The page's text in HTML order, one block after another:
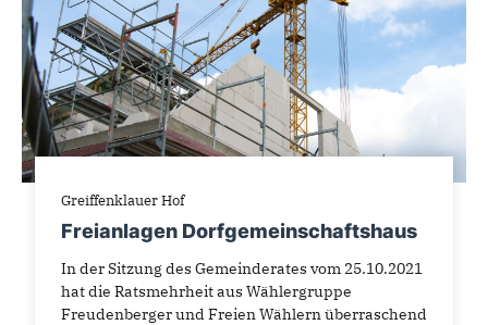
Greiffenklauer Hof
Freianlagen Dorfgemeinschaftshaus
In der Sitzung des Gemeinderates vom 25.10.2021
hat die Ratsmehrheit aus Wählergruppe
Freudenberger und Freien Wählern überraschend